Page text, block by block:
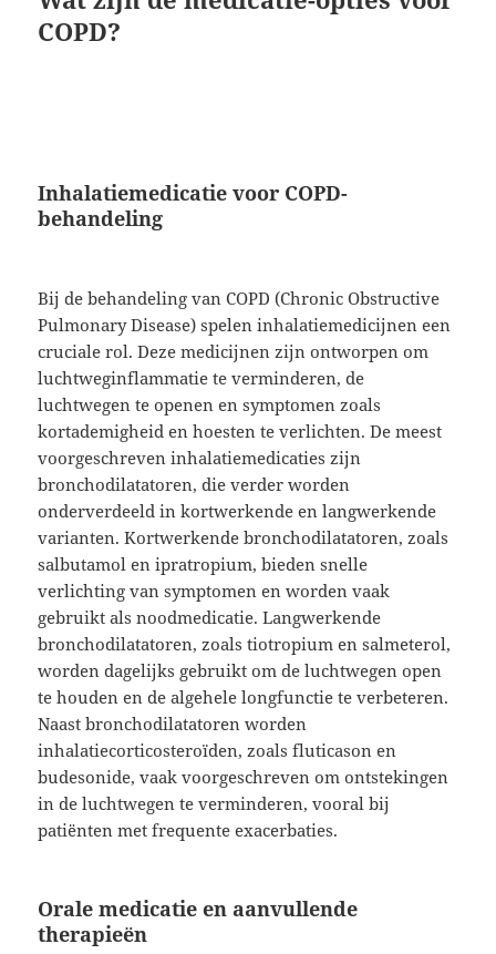
COPD?
Inhalatiemedicatie voor COPD-
behandeling
Bij de behandeling van COPD (Chronic Obstructive
Pulmonary Disease) spelen inhalatiemedicijnen een
cruciale rol. Deze medicijnen zijn ontworpen om
luchtweginflammatie te verminderen, de
luchtwegen te openen en symptomen zoals
kortademigheid en hoesten te verlichten. De meest
voorgeschreven inhalatiemedicaties zijn
bronchodilatatoren, die verder worden
onderverdeeld in kortwerkende en langwerkende
varianten. Kortwerkende bronchodilatatoren, zoals
salbutamol en ipratropium, bieden snelle
verlichting van symptomen en worden vaak
gebruikt als noodmedicatie. Langwerkende
bronchodilatatoren, zoals tiotropium en salmeterol,
worden dagelijks gebruikt om de luchtwegen open
te houden en de algehele longfunctie te verbeteren.
Naast bronchodilatatoren worden
inhalatiecorticosteroïden, zoals fluticason en
budesonide, vaak voorgeschreven om ontstekingen
in de luchtwegen te verminderen, vooral bij
patiënten met frequente exacerbaties.
Orale medicatie en aanvullende
therapieën